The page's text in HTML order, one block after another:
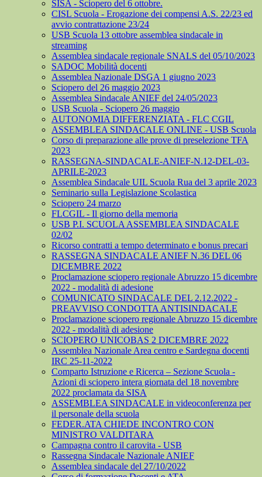
SISA - Sciopero del 6 ottobre.
CISL Scuola - Erogazione dei compensi A.S. 22/23 ed
avvio contrattazione 23/24
USB Scuola 13 ottobre assemblea sindacale in
streaming
Assemblea sindacale regionale SNALS del 05/10/2023
SADOC Mobilità docenti
Assemblea Nazionale DSGA 1 giugno 2023
Sciopero del 26 maggio 2023
Assemblea Sindacale ANIEF del 24/05/2023
USB Scuola - Sciopero 26 maggio
AUTONOMIA DIFFERENZIATA - FLC CGIL
ASSEMBLEA SINDACALE ONLINE - USB Scuola
Corso di preparazione alle prove di preselezione TFA
2023
RASSEGNA-SINDACALE-ANIEF-N.12-DEL-03-
APRILE-2023
Assemblea Sindacale UIL Scuola Rua del 3 aprile 2023
Seminario sulla Legislazione Scolastica
Sciopero 24 marzo
FLCGIL - Il giorno della memoria
USB P.I. SCUOLA ASSEMBLEA SINDACALE
02/02
Ricorso contratti a tempo determinato e bonus precari
RASSEGNA SINDACALE ANIEF N.36 DEL 06
DICEMBRE 2022
Proclamazione sciopero regionale Abruzzo 15 dicembre
2022 - modalità di adesione
COMUNICATO SINDACALE DEL 2.12.2022 -
PREAVVISO CONDOTTA ANTISINDACALE
Proclamazione sciopero regionale Abruzzo 15 dicembre
2022 - modalità di adesione
SCIOPERO UNICOBAS 2 DICEMBRE 2022
Assemblea Nazionale Area centro e Sardegna docenti
IRC 25-11-2022
Comparto Istruzione e Ricerca – Sezione Scuola -
Azioni di sciopero intera giornata del 18 novembre
2022 proclamata da SISA
ASSEMBLEA SINDACALE in videoconferenza per
il personale della scuola
FEDER.ATA CHIEDE INCONTRO CON
MINISTRO VALDITARA
Campagna contro il carovita - USB
Rassegna Sindacale Nazionale ANIEF
Assemblea sindacale del 27/10/2022